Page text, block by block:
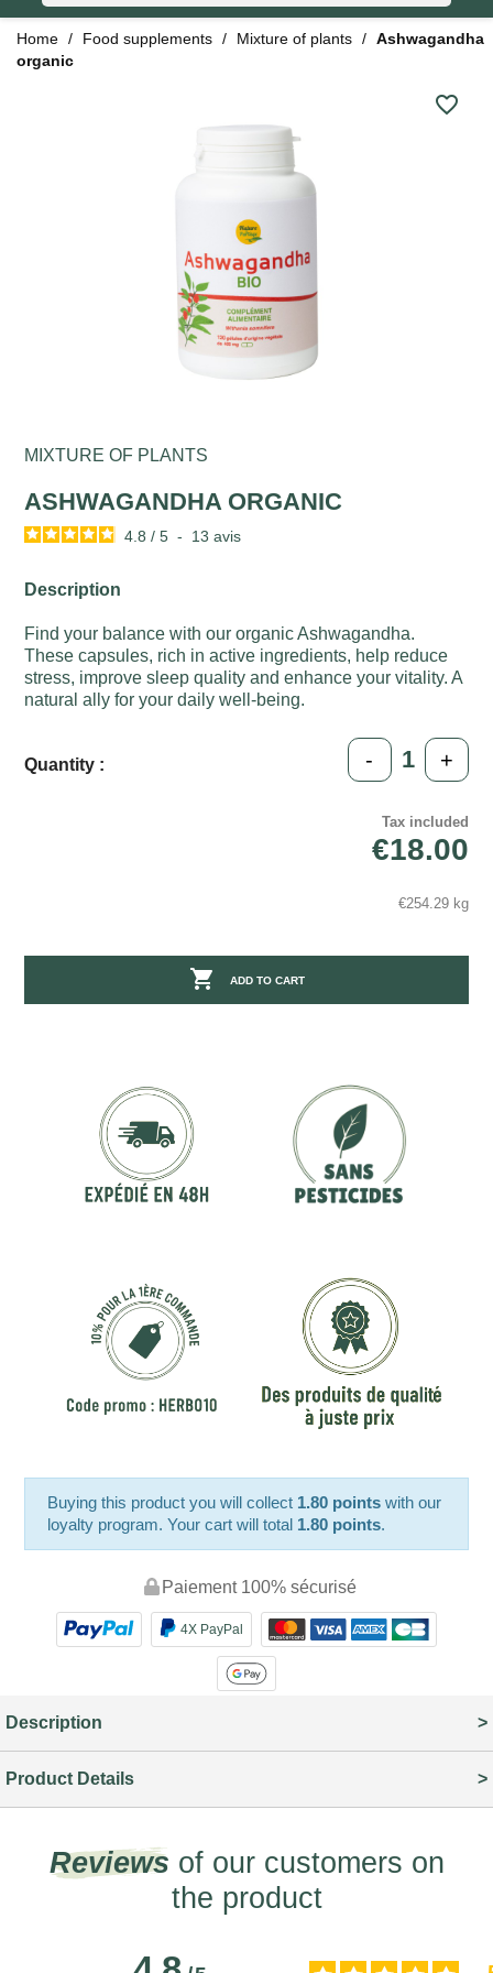
Home Food supplements Mixture of plants
Ashwagandha
organic
favorite_border
MIXTURE OF PLANTS
ASHWAGANDHA ORGANIC
4.8 / 5 - 13avis
Description
Find your balance with our organic Ashwagandha.
These capsules, rich in active ingredients, help reduce
stress, improve sleep quality and enhance your vitality. A
natural ally for your daily well-being.
Quantity : - +
Tax included
€18.00
€254.29 kg
 ADD TO CART
Buying this product you will collect 1.80 points with our
loyalty program. Your cart will total 1.80 points.
Paiement 100% sécurisé
4X PayPal
Description
Product Details
Reviews of our customers on
the product